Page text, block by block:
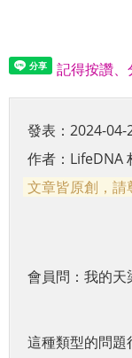
記得按讚、
發表：2024-04-
作者： LifeDNA
文章皆原創，請
會員問：我的天
這種類型的問題